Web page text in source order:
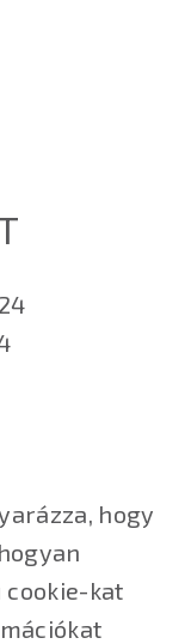
hogy
cookie-kat